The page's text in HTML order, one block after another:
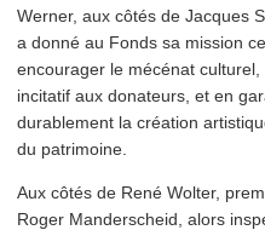
Werner, aux côtés de Jacques
a donné au Fonds sa mission
encourager le mécénat
incitatif aux donateurs, et en
durablement la création
du patrimoine.
Aux côtés de René Wolter,
Roger Man­der­scheid, alors